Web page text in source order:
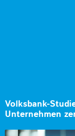
Volksbank-
Unternehmen